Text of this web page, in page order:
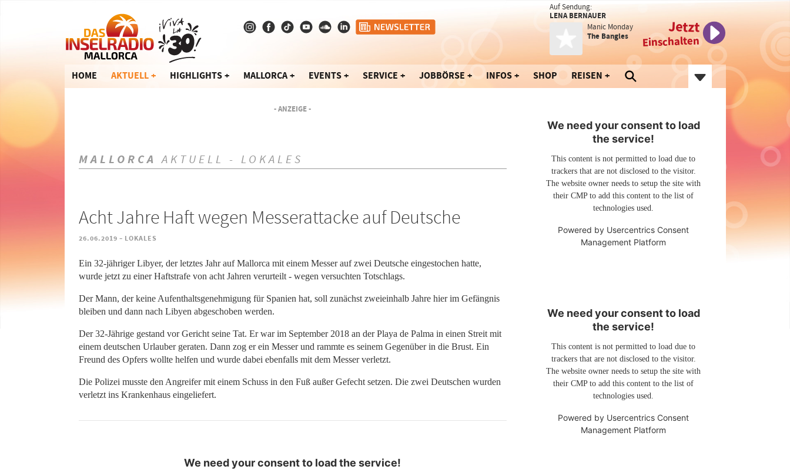
Auf Sendung:
LENA BERNAUER
Manic Monday
The Bangles
Jetzt
Einschalten
HOME AKTUELL HIGHLIGHTS MALLORCA EVENTS SERVICE JOBBÖRSE INFOS SHOP REISEN
- ANZEIGE -
MALLORCA AKTUELL - LOKALES
Acht Jahre Haft wegen Messerattacke auf Deutsche
26.06.2019 - LOKALES
Ein 32-jähriger Libyer, der letztes Jahr auf Mallorca mit einem Messer auf zwei Deutsche eingestochen hatte,
wurde jetzt zu einer Haftstrafe von acht Jahren verurteilt - wegen versuchten Totschlags.
Der Mann, der keine Aufenthaltsgenehmigung für Spanien hat, soll zunächst zweieinhalb Jahre hier im Gefängnis
bleiben und dann nach Libyen abgeschoben werden.
Der 32-Jährige gestand vor Gericht seine Tat. Er war im September 2018 an der Playa de Palma in einen Streit mit
einem deutschen Urlauber geraten. Dann zog er ein Messer und rammte es seinem Gegenüber in die Brust. Ein
Freund des Opfers wollte helfen und wurde dabei ebenfalls mit dem Messer verletzt.
Die Polizei musste den Angreifer mit einem Schuss in den Fuß außer Gefecht setzen. Die zwei Deutschen wurden
verletzt ins Krankenhaus eingeliefert.
We need your consent to load the service!
We need your consent to load
the service!
This content is not permitted to load due to
trackers that are not disclosed to the visitor.
The website owner needs to setup the site with
their CMP to add this content to the list of
technologies used.
Powered by Usercentrics Consent
Management Platform
We need your consent to load
the service!
This content is not permitted to load due to
trackers that are not disclosed to the visitor.
The website owner needs to setup the site with
their CMP to add this content to the list of
technologies used.
Powered by Usercentrics Consent
Management Platform